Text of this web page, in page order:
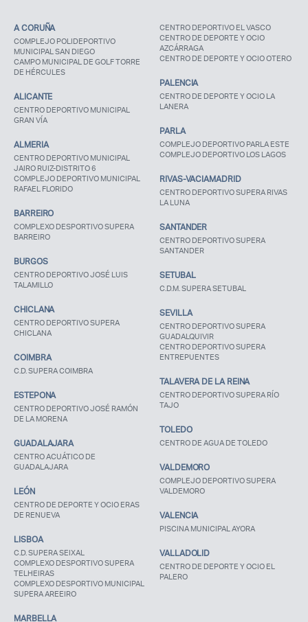
A CORUÑA
COMPLEJO POLIDEPORTIVO
MUNICIPAL SAN DIEGO
CAMPO MUNICIPAL DE GOLF TORRE
DE HÉRCULES
ALICANTE
CENTRO DEPORTIVO MUNICIPAL
GRAN VÍA
ALMERIA
CENTRO DEPORTIVO MUNICIPAL
JAIRO RUIZ-DISTRITO 6
COMPLEJO DEPORTIVO MUNICIPAL
RAFAEL FLORIDO
BARREIRO
COMPLEXO DESPORTIVO SUPERA
BARREIRO
BURGOS
CENTRO DEPORTIVO JOSÉ LUIS
TALAMILLO
CHICLANA
CENTRO DEPORTIVO SUPERA
CHICLANA
COIMBRA
C.D. SUPERA COIMBRA
ESTEPONA
CENTRO DEPORTIVO JOSÉ RAMÓN
DE LA MORENA
GUADALAJARA
CENTRO ACUÁTICO DE
GUADALAJARA
LEÓN
CENTRO DE DEPORTE Y OCIO ERAS
DE RENUEVA
LISBOA
C.D. SUPERA SEIXAL
COMPLEXO DESPORTIVO SUPERA
TELHEIRAS
COMPLEXO DESPORTIVO MUNICIPAL
SUPERA AREEIRO
MARBELLA
CENTRO DEPORTIVO EL VASCO
CENTRO DE DEPORTE Y OCIO
AZCÁRRAGA
CENTRO DE DEPORTE Y OCIO OTERO
PALENCIA
CENTRO DE DEPORTE Y OCIO LA
LANERA
PARLA
COMPLEJO DEPORTIVO PARLA ESTE
COMPLEJO DEPORTIVO LOS LAGOS
RIVAS-VACIAMADRID
CENTRO DEPORTIVO SUPERA RIVAS
LA LUNA
SANTANDER
CENTRO DEPORTIVO SUPERA
SANTANDER
SETUBAL
C.D.M. SUPERA SETUBAL
SEVILLA
CENTRO DEPORTIVO SUPERA
GUADALQUIVIR
CENTRO DEPORTIVO SUPERA
ENTREPUENTES
TALAVERA DE LA REINA
CENTRO DEPORTIVO SUPERA RÍO
TAJO
TOLEDO
CENTRO DE AGUA DE TOLEDO
VALDEMORO
COMPLEJO DEPORTIVO SUPERA
VALDEMORO
VALENCIA
PISCINA MUNICIPAL AYORA
VALLADOLID
CENTRO DE DEPORTE Y OCIO EL
PALERO